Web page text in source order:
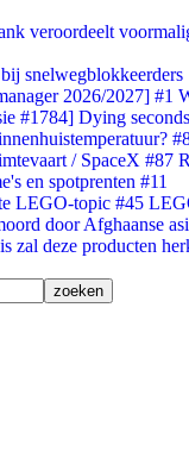
veroordeelt
snelwegblokkeerders
2026/2027] #1
#1784] Dying
/ SpaceX #87
en spotprenten #11
LEGO-topic #45
door Afghaanse
zal deze producten